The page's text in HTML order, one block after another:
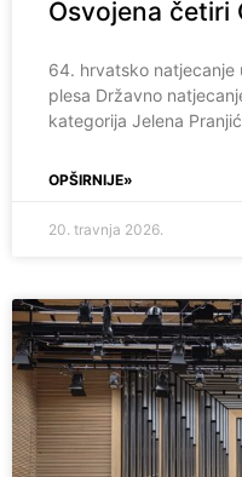
Osvojena četiri
64. hrvatsko
plesa Državno
kategorija Jelena
OPŠIRNIJE»
20. travnja 2026.